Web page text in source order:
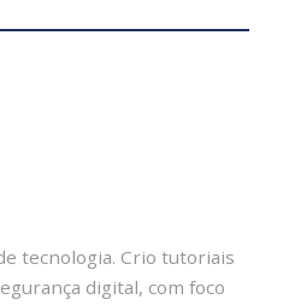
tecnologia. Crio tutoriais
digital, com foco